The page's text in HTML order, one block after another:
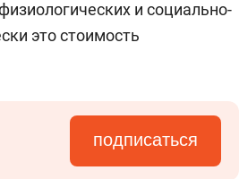
и социально-
это стоимость
подписаться